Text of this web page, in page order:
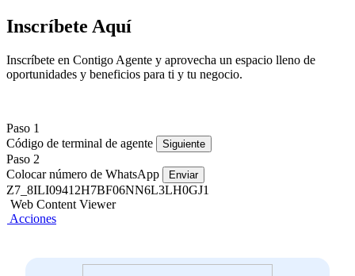
Inscríbete Aquí
Inscríbete en Contigo Agente y aprovecha un espacio lleno de
oportunidades y beneficios para ti y tu negocio.​
Paso 1
Código de terminal de agente
Siguiente
Paso 2
Colocar número de WhatsApp
Enviar
Z7_8ILI09412H7BF06NN6L3LH0GJ1
Web Content Viewer
Acciones